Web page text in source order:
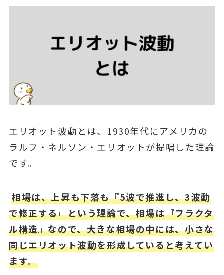
エリオット波動とは、1930年代にアメリカの
ラルフ・ネルソン・エリオットが提唱した理論
です。
相場は、上昇も下落も『5波で推進し、3波動
で修正する』という理論で、相場は『フラクタ
ル構造』なので、大きな相場の中には、小さな
同じエリオット波動を形成していると考えてい
ます。